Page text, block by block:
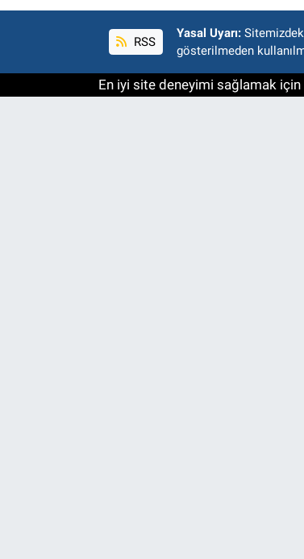
RSS
Yasal Uyarı:
gösterilmeden
En iyi site deneyimi sağlamak için